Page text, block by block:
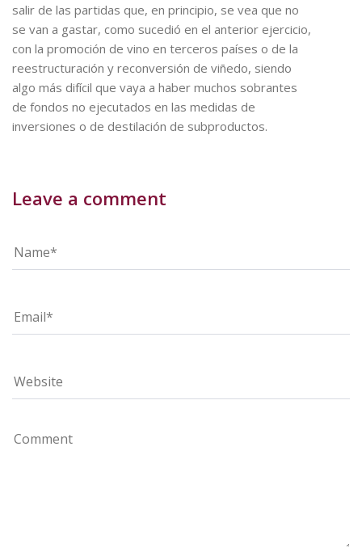
salir de las partidas que, en principio, se vea que no
se van a gastar, como sucedió en el anterior ejercicio,
con la promoción de vino en terceros países o de la
reestructuración y reconversión de viñedo, siendo
algo más difícil que vaya a haber muchos sobrantes
de fondos no ejecutados en las medidas de
inversiones o de destilación de subproductos.
Leave a comment